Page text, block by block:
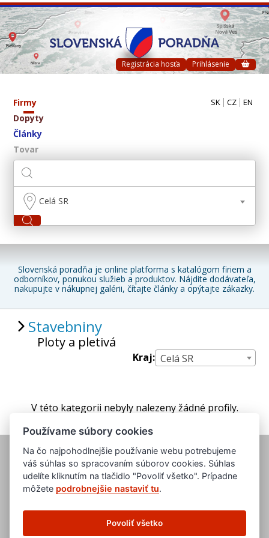
Registrácia hosťa Prihlásenie
Firmy
Dopyty
Články
Tovar
SK CZ EN
Celá SR
Slovenská poradňa je online platforma s katalógom firiem a
odborníkov, ponukou služieb a produktov. Nájdite dodávateľa,
nakupujte v nákupnej galérii, čítajte články a opýtajte zákazky.
Stavebniny
Ploty a pletivá
Kraj: Celá SR
V této kategorii nebyly nalezeny žádné profily.
www.edb.cz
www.edb.eu
Používame súbory cookies
Na čo najpohodlnejšie používanie webu potrebujeme
váš súhlas so spracovaním súborov cookies. Súhlas
udelíte kliknutím na tlačidlo "Povoliť všetko". Prípadne
môžete podrobnejšie nastaviť tu.
Povoliť všetko